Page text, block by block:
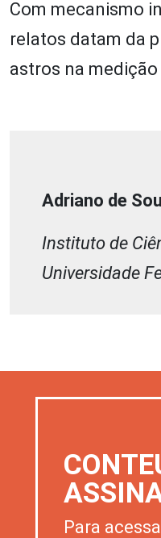
Com mecanismo
relatos datam da
astros na
Adriano de
Instituto de
Universidade
Para